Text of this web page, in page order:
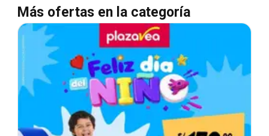
Más ofertas en la categoría